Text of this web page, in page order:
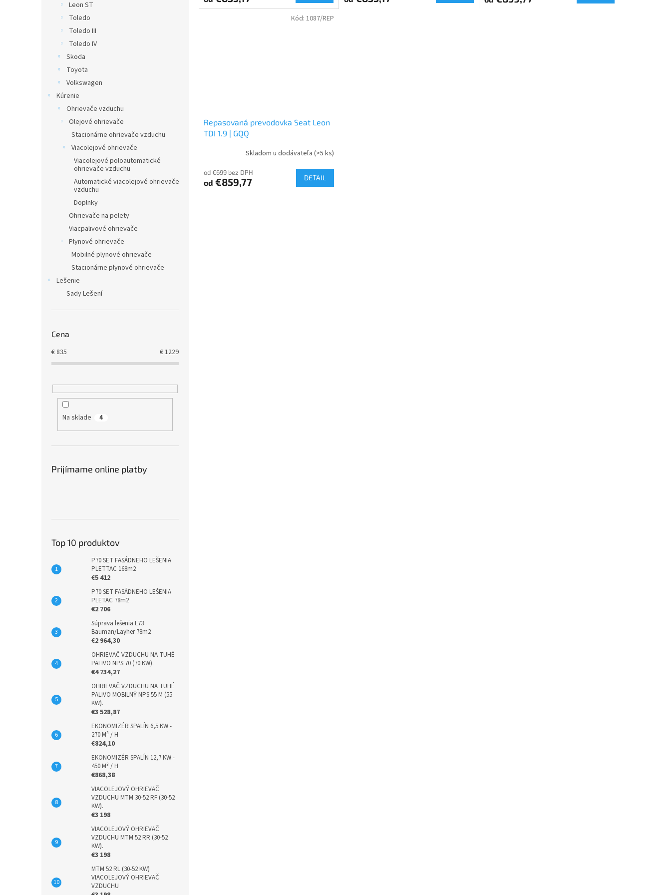
Leon ST
Toledo
Toledo III
Toledo IV
Skoda
Toyota
Volkswagen
Kúrenie
Ohrievače vzduchu
Olejové ohrievače
Stacionárne ohrievače vzduchu
Viacolejové ohrievače
Viacolejové poloautomatické
ohrievače vzduchu
Automatické viacolejové ohrievače
vzduchu
Doplnky
Ohrievače na pelety
Viacpalivové ohrievače
Plynové ohrievače
Mobilné plynové ohrievače
Stacionárne plynové ohrievače
Lešenie
Sady Lešení
Cena
€835 €1229
Na sklade 4
Prijímame online platby
Top 10 produktov
P70 SET FASÁDNEHO LEŠENIA
PLETTAC 168m2
€5 412
P70 SET FASÁDNEHO LEŠENIA
PLETAC 78m2
€2 706
Súprava lešenia L73
Bauman/Layher 78m2
€2 964,30
OHRIEVAČ VZDUCHU NA TUHÉ
PALIVO NPS 70 (70 KW).
€4 734,27
OHRIEVAČ VZDUCHU NA TUHÉ
PALIVO MOBILNÝ NPS 55 M (55
KW).
€3 528,87
EKONOMIZÉR SPALÍN 6,5 KW -
270 M³ / H
€824,10
EKONOMIZÉR SPALÍN 12,7 KW -
450 M³ / H
€868,38
VIACOLEJOVÝ OHRIEVAČ
VZDUCHU MTM 30-52 RF (30-52
KW).
€3 198
VIACOLEJOVÝ OHRIEVAČ
VZDUCHU MTM 52 RR (30-52
KW).
€3 198
MTM 52 RL (30-52 KW)
VIACOLEJOVÝ OHRIEVAČ
VZDUCHU
Repasovaná prevodovka Seat Leon
TDI 1.9 | GQQ
Skladom u dodávateľa (>5 ks)
od €699 bez DPH
od €859,77 DETAIL
Kód: 1087/REP